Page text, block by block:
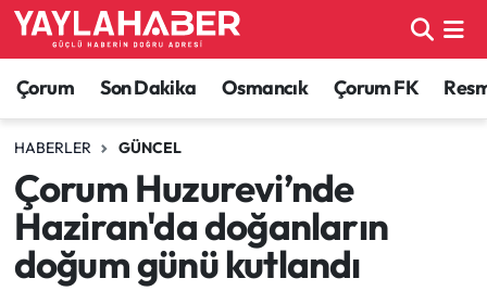
Çorum Son Dakika Osmancık Çorum FK
HABERLER GÜNCEL
Çorum Huzurevi’nde
Haziran'da doğanların
doğum günü kutlandı
Alaca Haberleri
Bayat Haberleri
Bilgi - Keşfet Haberleri
Bilim ve Teknoloji
Çorum Nöbetçi Eczaneler
Çorum Hava Durumu
Çorum Namaz Vakitleri
Çorum Trafik Yoğunluk Haritası